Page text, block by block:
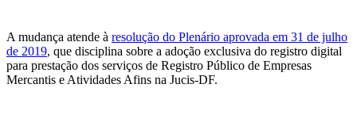
A mudança atende à resolução do Plenário aprovada em 31 de julho
de 2019, que disciplina sobre a adoção exclusiva do registro digital
para prestação dos serviços de Registro Público de Empresas
Mercantis e Atividades Afins na Jucis-DF.